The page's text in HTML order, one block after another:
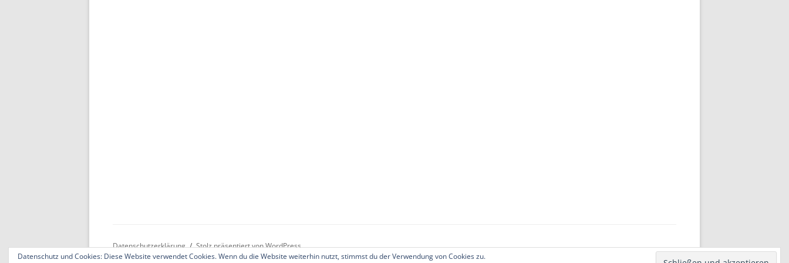
Datenschutzerklärung
Stolz präsentiert von WordPress
Datenschutz und Cookies: Diese Website verwendet Cookies. Wenn du die Website weiterhin nutzt, stimmst du der Verwendung von Cookies zu.